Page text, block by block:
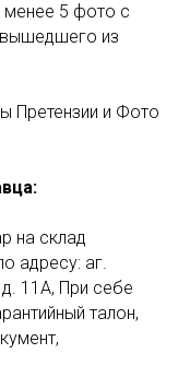
менее 5 фото с
из
Претензии и Фото
на склад
адресу: аг.
11А, При себе
талон,